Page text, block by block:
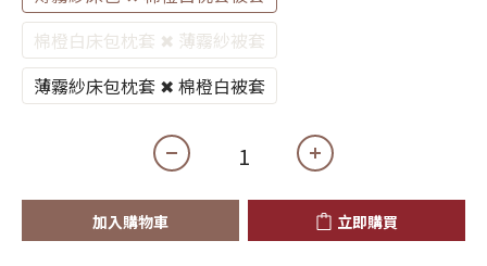
棉橙白床包枕套 ✖ 薄霧紗被套
薄霧紗床包枕套 ✖ 棉橙白被套
加入購物車 立即購買